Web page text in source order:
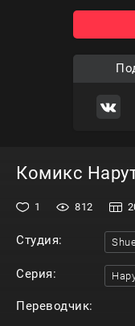
Комикс
1 812
Студия:
Серия:
Переводчик: